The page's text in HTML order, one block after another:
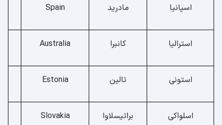
اسپانیا مادرید Spain
استرالیا کانبرا Australia
استونی تالین Estonia
اسلواکی براتیسلاوا Slovakia